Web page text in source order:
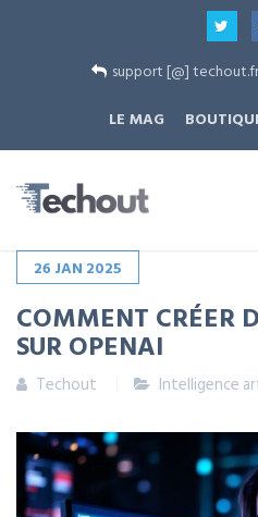
support [@]
LE MAG
26 JAN 2025
COMMENT CRÉER
SUR OPENAI
Techout Intelligence